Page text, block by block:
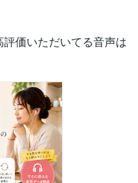
価いただいてる音声は